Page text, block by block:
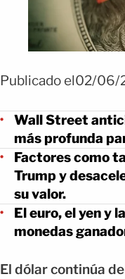
Publicado el02/06/
Wall Street
más profunda
Factores como
Trump y
su valor.
El euro, el yen y
monedas
El dólar continúa